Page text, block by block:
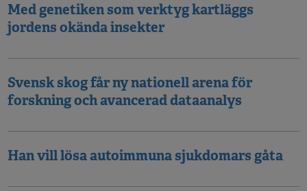
Med genetiken som verktyg kartläggs
jordens okända insekter
Svensk skog får ny nationell arena för
forskning och avancerad dataanalys
Han vill lösa autoimmuna sjukdomars gåta